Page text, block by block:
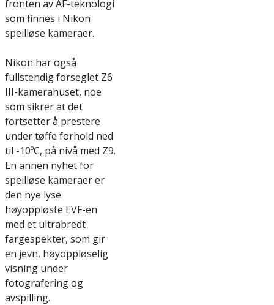
fronten av AF-teknologi
som finnes i Nikon
speilløse kameraer.
Nikon har også
fullstendig forseglet Z6
III-kamerahuset, noe
som sikrer at det
fortsetter å prestere
under tøffe forhold ned
til -10ºC, på nivå med Z9.
En annen nyhet for
speilløse kameraer er
den nye lyse
høyoppløste EVF-en
med et ultrabredt
fargespekter, som gir
en jevn, høyoppløselig
visning under
fotografering og
avspilling.